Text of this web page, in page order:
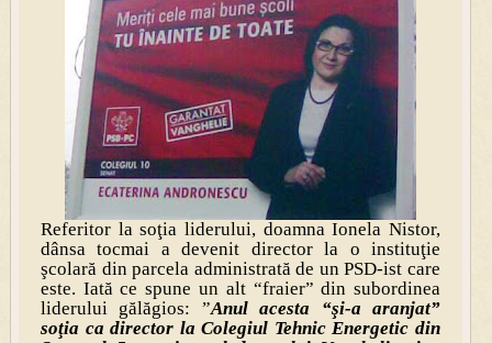
Referitor la soţia liderului, doamna Ionela Nistor,
dânsa tocmai a devenit director la o instituţie
şcolară din parcela administrată de un PSD-ist care
este. Iată ce spune un alt “fraier” din subordinea
liderului gălăgios: ”Anul acesta “şi-a aranjat”
soţia ca director la Colegiul Tehnic Energetic din